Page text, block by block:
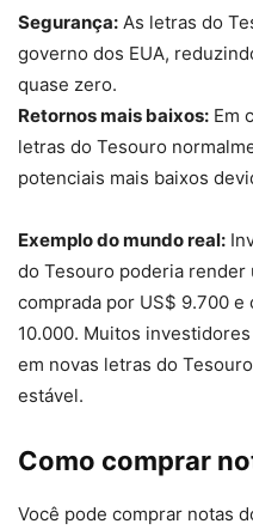
Segurança: As letras do
governo dos EUA,
quase zero.
Retornos mais baixos: Em
letras do Tesouro
potenciais mais baixos
Exemplo do mundo real:
do Tesouro poderia render
comprada por US$ 9.700
10.000. Muitos
em novas letras do
estável.
Como comprar
Você pode comprar notas